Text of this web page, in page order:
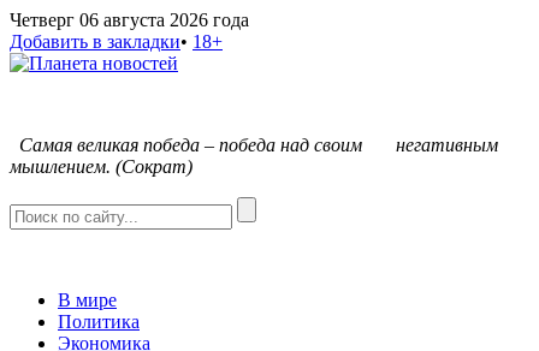
Четверг 06 августа 2026 года
Добавить в закладки• 18+
Самая великая победа – победа над своим негативным
мышлением. (Сократ)
В мире
Политика
Экономика